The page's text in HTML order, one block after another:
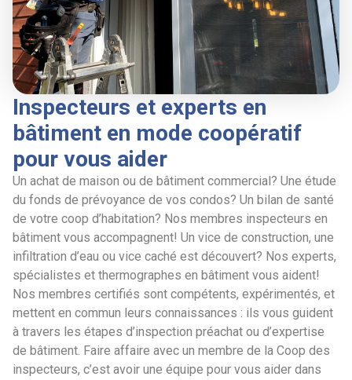
Inspecteurs et experts en
bâtiment en mode coopératif
pour vous aider
Un achat de maison ou de bâtiment commercial? Une étude
du fonds de prévoyance de vos condos? Un bilan de santé
de votre coop d’habitation? Nos membres inspecteurs en
bâtiment vous accompagnent! Un vice de construction, une
infiltration d’eau ou vice caché est découvert? Nos experts,
spécialistes et thermographes en bâtiment vous aident!
Nos membres certifiés sont compétents, expérimentés, et
mettent en commun leurs connaissances : ils vous guident
à travers les étapes d’inspection préachat ou d’expertise
de bâtiment. Faire affaire avec un membre de la Coop des
inspecteurs, c’est avoir une équipe pour vous aider dans